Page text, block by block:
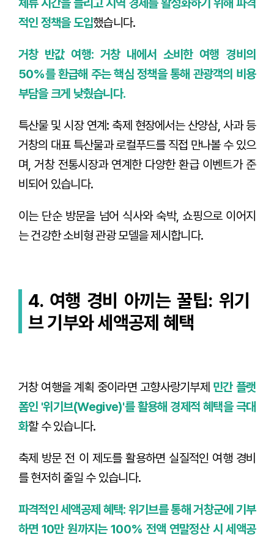
체류 시간을 늘리고 지역 경제를 활성화하기 위해 파격
적인 정책을 도입했습니다.
거창 반값 여행: 거창 내에서 소비한 여행 경비의
50%를 환급해 주는 핵심 정책을 통해 관광객의 비용
부담을 크게 낮췄습니다.
특산물 및 시장 연계: 축제 현장에서는 산양삼, 사과 등
거창의 대표 특산물과 로컬푸드를 직접 만나볼 수 있으
며, 거창 전통시장과 연계한 다양한 환급 이벤트가 준
비되어 있습니다.
이는 단순 방문을 넘어 식사와 숙박, 쇼핑으로 이어지
는 건강한 소비형 관광 모델을 제시합니다.
4. 여행 경비 아끼는 꿀팁: 위기
브 기부와 세액공제 혜택
거창 여행을 계획 중이라면 고향사랑기부제 민간 플랫
폼인 '위기브(Wegive)'를 활용해 경제적 혜택을 극대
화할 수 있습니다.
축제 방문 전 이 제도를 활용하면 실질적인 여행 경비
를 현저히 줄일 수 있습니다.
파격적인 세액공제 혜택: 위기브를 통해 거창군에 기부
하면 10만 원까지는 100% 전액 연말정산 시 세액공